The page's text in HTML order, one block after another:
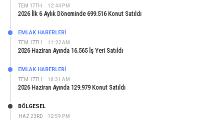
TEM 17TH 12:44 PM
2026 İlk 6 Aylık Döneminde 699.516 Konut Satıldı
TEM 17TH 11:22 AM
EMLAK HABERLERI
2026 Haziran Ayında 16.565 İş Yeri Satıldı
TEM 17TH 10:31 AM
EMLAK HABERLERI
2026 Haziran Ayında 129.979 Konut Satıldı
HAZ 23RD 12:59 PM
BÖLGESEL